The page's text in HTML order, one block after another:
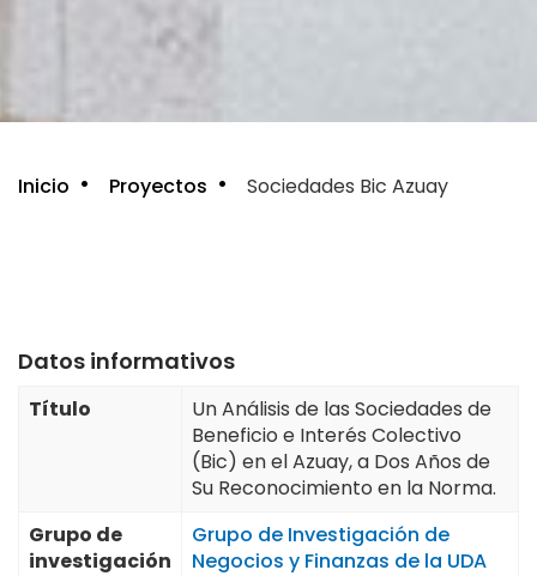
Sobrescribir
a
la
navegación
Inicio Proyectos Sociedades Bic Azuay
Datos informativos
Título
Un Análisis de las Sociedades de
Beneficio e Interés Colectivo
(Bic) en el Azuay, a Dos Años de
Su Reconocimiento en la Norma.
Grupo de
investigación
Grupo de Investigación de
Negocios y Finanzas de la UDA